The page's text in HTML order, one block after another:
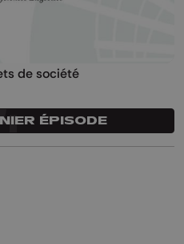
de société
ÉPISODE